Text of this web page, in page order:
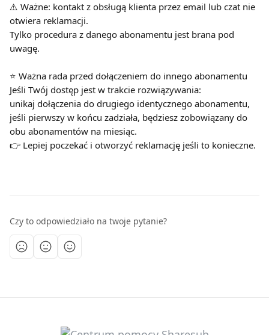
⚠️ Ważne: kontakt z obsługą klienta przez email lub czat nie
otwiera reklamacji.
Tylko procedura z danego abonamentu jest brana pod
uwagę.
⭐️ Ważna rada przed dołączeniem do innego abonamentu
Jeśli Twój dostęp jest w trakcie rozwiązywania:
unikaj dołączenia do drugiego identycznego abonamentu,
jeśli pierwszy w końcu zadziała, będziesz zobowiązany do
obu abonamentów na miesiąc.
👉 Lepiej poczekać i otworzyć reklamację jeśli to konieczne.
Czy to odpowiedziało na twoje pytanie?